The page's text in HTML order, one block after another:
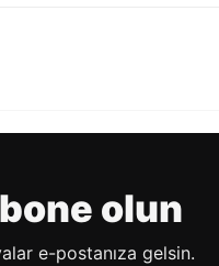
olun
e-postanıza gelsin.